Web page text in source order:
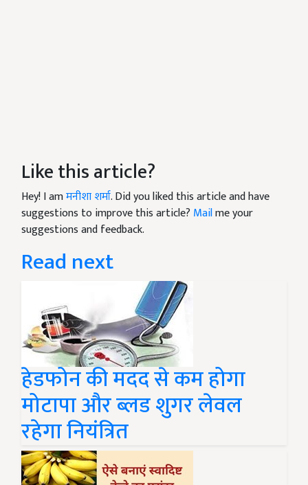
Like this article?
Hey! I amमनीशा शर्मा. Did you liked this article and have
suggestions to improve this article? Mailme your
suggestions and feedback.
Read next
हेडफोन की मदद से कम होगा
मोटापा और ब्लड शुगर लेवल
रहेगा नियंत्रित